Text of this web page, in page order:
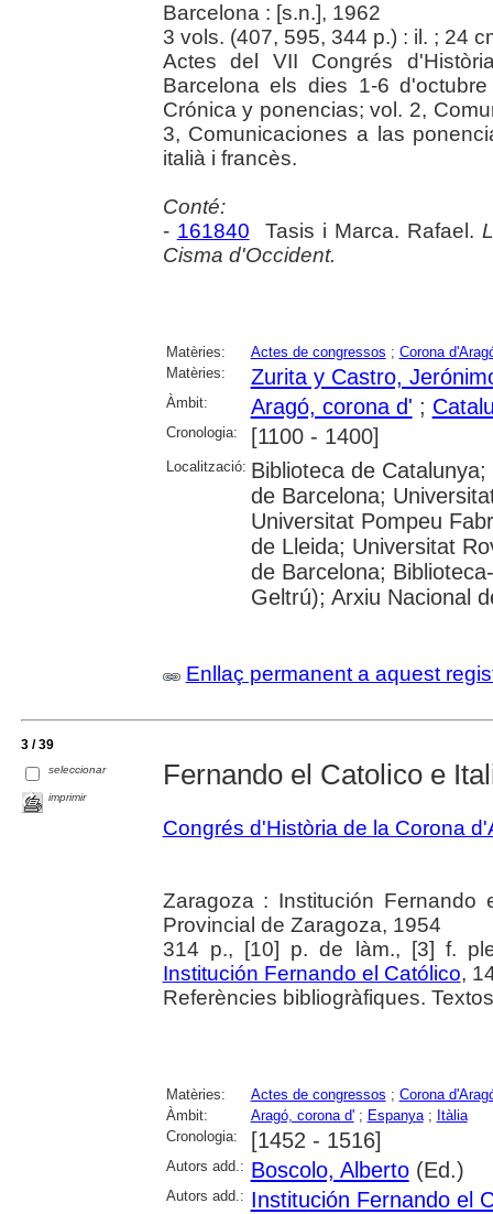
Barcelona : [s.n.], 1962
3 vols. (407, 595, 344 p.) : il. ; 24
Actes del VII Congrés
Barcelona els dies 1-6
Crónica y ponencias; vol. 2,
3, Comunicaciones a las
italià i francès.
Conté:
- 161840 Tasis i Marca. Rafael.
Cisma d'Occident.
Matèries: Actes de congressos ; Corona
Matèries:
Zurita y Castro,
Àmbit: Aragó, corona d' ;
Cronologia: [1100 - 1400]
Localització: Biblioteca de
de Barcelona;
Universitat Pompeu
de Lleida; Universitat
de Barcelona;
Geltrú); Arxiu Nacional
Enllaç permanent a aquest
3 / 39
seleccionar
imprimir
Fernando el Catolico e
Congrés d'Història de la Corona
Zaragoza : Institución Fernando
Provincial de Zaragoza, 1954
314 p., [10] p. de làm., [3] f.
Institución Fernando el Católico,
Referències bibliogràfiques.
Matèries: Actes de congressos ; Corona
Àmbit:
Aragó, corona d'; Espanya; Itàlia
Cronologia:
[1452 - 1516]
Autors add.: Boscolo, Alberto(Ed.)
Autors add.: Institución Fernando el